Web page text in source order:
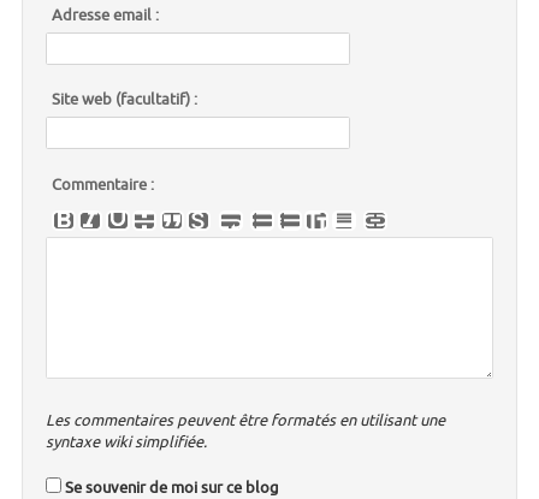
Adresse email :
Site web (facultatif) :
Commentaire :
Les commentaires peuvent être formatés en utilisant une
syntaxe wiki simplifiée.
Se souvenir de moi sur ce blog